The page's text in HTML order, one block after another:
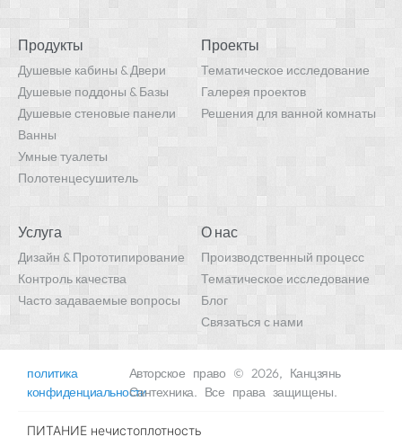
Продукты
Душевые кабины & Двери
Душевые поддоны & Базы
Душевые стеновые панели
Ванны
Умные туалеты
Полотенцесушитель
Проекты
Тематическое исследование
Галерея проектов
Решения для ванной комнаты
Услуга
Дизайн & Прототипирование
Контроль качества
Часто задаваемые вопросы
О нас
Производственный процесс
Тематическое исследование
Блог
Связаться с нами
политика
конфиденциальности
Авторское право © 2026, Канцзянь
Сантехника. Все права защищены.
ПИТАНИЕ нечистоплотность